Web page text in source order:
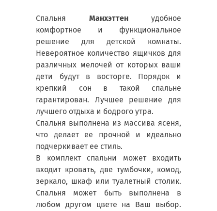
Спальня Манхэттенудобное
комфортное и функциональное
решение для детской комнаты.
Невероятное количество ящичков для
различных мелочей от которых ваши
дети будут в восторге. Порядок и
крепкий сон в такой спальне
гарантирован. Лучшее решение для
лучшего отдыха и бодрого утра.
Спальня выполнена из массива ясеня,
что делает ее прочной и идеально
подчеркивает ее стиль.
В комплект спальни может входить
входит кровать, две тумбочки, комод,
зеркало, шкаф или туалетный столик.
Спальня может быть выполнена в
любом другом цвете на Ваш выбор.